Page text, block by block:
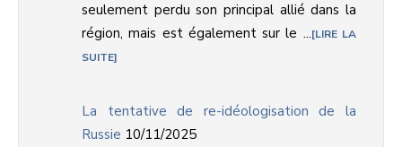
seulement perdu son principal allié dans la
région, mais est également sur le ... LIRE LA
SUITE
La tentative de re-idéologisation de la
Russie 10/11/2025